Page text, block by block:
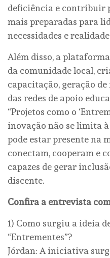
deficiência e contribuir
mais preparadas para
necessidades e
Além disso, a
da comunidade local,
capacitação, geração
das redes de apoio
“Projetos como o
inovação não se limita
pode estar presente na
conectam, cooperam e
capazes de gerar
discente.
Confira a entrevista
1) Como surgiu a ideia
“Entrementes”?
Jórdan: A iniciativa